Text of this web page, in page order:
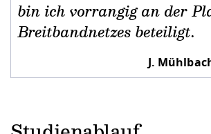
bin ich vorrangig an der
Breitbandnetzes beteiligt.
J.